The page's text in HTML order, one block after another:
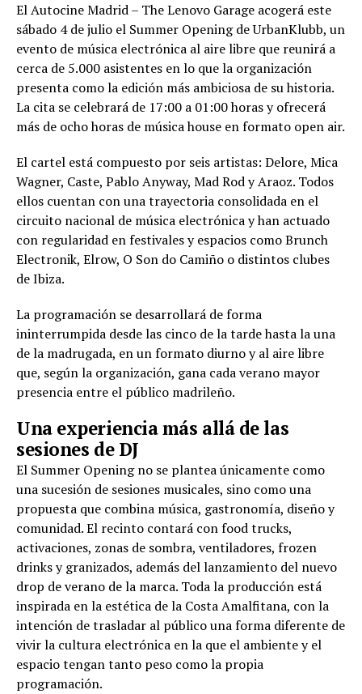
El Autocine Madrid – The Lenovo Garage acogerá este
sábado 4 de julio el Summer Opening de UrbanKlubb, un
evento de música electrónica al aire libre que reunirá a
cerca de 5.000 asistentes en lo que la organización
presenta como la edición más ambiciosa de su historia.
La cita se celebrará de 17:00 a 01:00 horas y ofrecerá
más de ocho horas de música house en formato open air.
El cartel está compuesto por seis artistas: Delore, Mica
Wagner, Caste, Pablo Anyway, Mad Rod y Araoz. Todos
ellos cuentan con una trayectoria consolidada en el
circuito nacional de música electrónica y han actuado
con regularidad en festivales y espacios como Brunch
Electronik, Elrow, O Son do Camiño o distintos clubes
de Ibiza.
La programación se desarrollará de forma
ininterrumpida desde las cinco de la tarde hasta la una
de la madrugada, en un formato diurno y al aire libre
que, según la organización, gana cada verano mayor
presencia entre el público madrileño.
Una experiencia más allá de las
sesiones de DJ
El Summer Opening no se plantea únicamente como
una sucesión de sesiones musicales, sino como una
propuesta que combina música, gastronomía, diseño y
comunidad. El recinto contará con food trucks,
activaciones, zonas de sombra, ventiladores, frozen
drinks y granizados, además del lanzamiento del nuevo
drop de verano de la marca. Toda la producción está
inspirada en la estética de la Costa Amalfitana, con la
intención de trasladar al público una forma diferente de
vivir la cultura electrónica en la que el ambiente y el
espacio tengan tanto peso como la propia
programación.